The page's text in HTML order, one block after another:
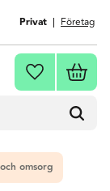
Privat Företag
Favoriter
omsorg